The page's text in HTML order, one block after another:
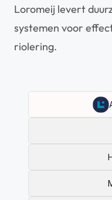
Loromeij levert
systemen voor
riolering.
Projecten
Poedercoaten
Waarom Loromeij
Contact